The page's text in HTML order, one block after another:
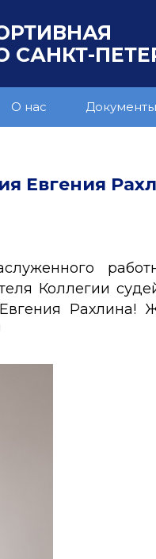
О нас Документы
Евгения
Коллегии
Рахлина!